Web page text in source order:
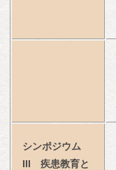
シンポジウム
III　疾患教育と